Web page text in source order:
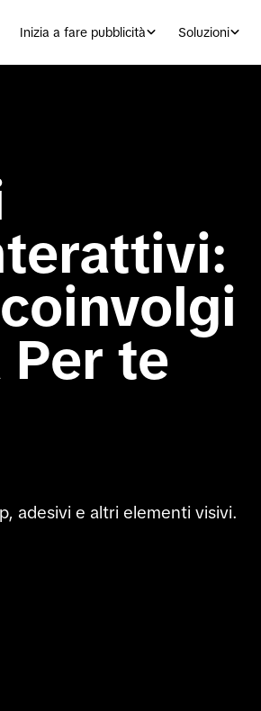
Inizia a fare pubblicità Soluzioni
Per te
adesivi e altri elementi visivi.